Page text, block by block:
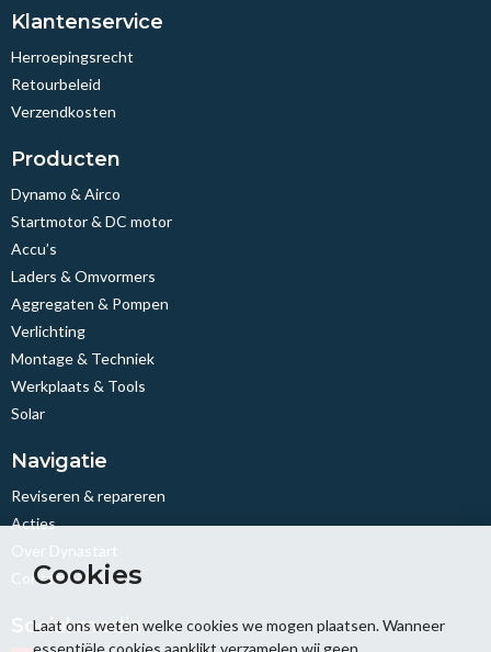
Cookies
Laat ons weten welke cookies we mogen plaatsen. Wanneer
essentiële cookies aanklikt verzamelen wij geen
Klantenservice
Herroepingsrecht
Retourbeleid
Verzendkosten
Producten
Dynamo & Airco
Startmotor & DC motor
Accu’s
Laders & Omvormers
Aggregaten & Pompen
Verlichting
Montage & Techniek
Werkplaats & Tools
Solar
Navigatie
Reviseren & repareren
Acties
Contact
Social media